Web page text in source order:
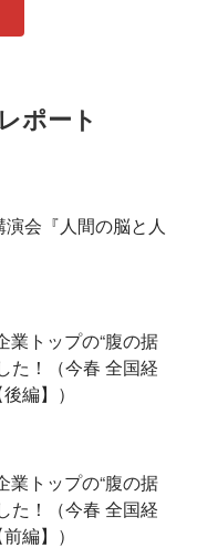
ポート
会『人間の脳と人
トップの“腹の据
た！（今春 全国経
編】）
トップの“腹の据
た！（今春 全国経
編】）